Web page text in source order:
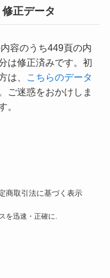
修正データ
容のうち449頁の内
は修正済みです。初
は、
こちらのデータ
ご迷惑をおかけしま
。
商取引法に基づく表示
を迅速・正確に.